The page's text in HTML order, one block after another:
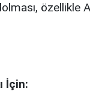
özellikle
İçin: